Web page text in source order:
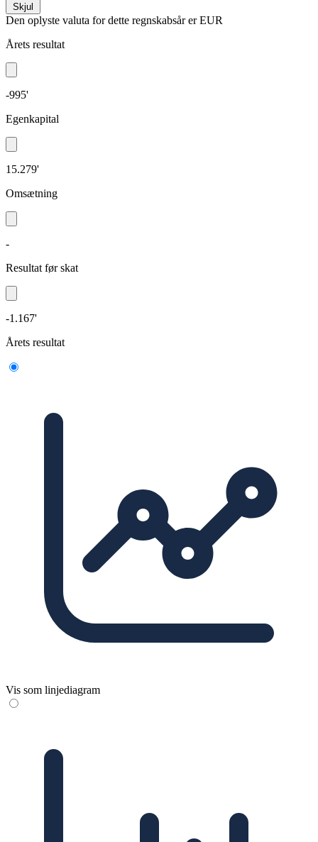
Skjul
Den oplyste valuta for dette regnskabsår erEUR
Årets resultat
-995'
Egenkapital
15.279'
Omsætning
-
Resultat før skat
-1.167'
Årets resultat
Vis som linjediagram